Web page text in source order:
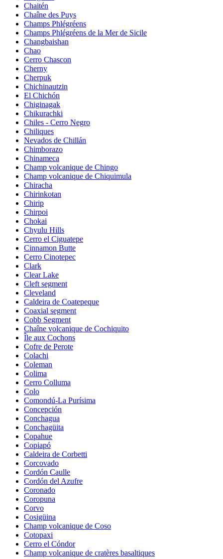
Chaitén
Chaîne des Puys
Champs Phlégréens
Champs Phlégréens de la Mer de Sicile
Changbaishan
Chao
Cerro Chascon
Cherny
Cherpuk
Chichinautzin
El Chichón
Chiginagak
Chikurachki
Chiles - Cerro Negro
Chiliques
Nevados de Chillán
Chimborazo
Chinameca
Champ volcanique de Chingo
Champ volcanique de Chiquimula
Chiracha
Chirinkotan
Chirip
Chirpoi
Chokai
Chyulu Hills
Cerro el Ciguatepe
Cinnamon Butte
Cerro Cinotepec
Clark
Clear Lake
Cleft segment
Cleveland
Caldeira de Coatepeque
Coaxial segment
Cobb Segment
Chaîne volcanique de Cochiquito
Île aux Cochons
Cofre de Perote
Colachi
Coleman
Colima
Cerro Colluma
Colo
Comondú-La Purísima
Concepción
Conchagua
Conchagüita
Copahue
Copiapó
Caldeira de Corbetti
Corcovado
Cordón Caulle
Cordón del Azufre
Coronado
Coropuna
Corvo
Cosigüina
Champ volcanique de Coso
Cotopaxi
Cerro el Cóndor
Champ volcanique de cratères basaltiques